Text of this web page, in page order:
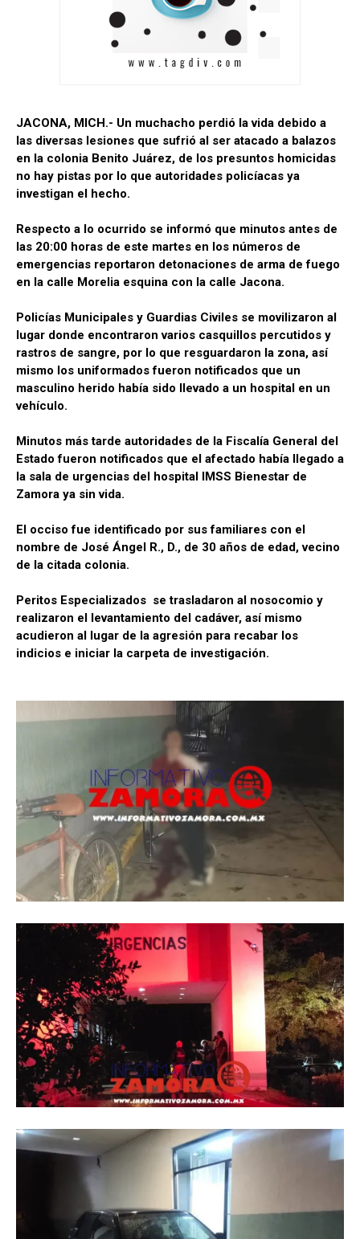
JACONA, MICH.- Un muchacho perdió la vida debido a
las diversas lesiones que sufrió al ser atacado a balazos
en la colonia Benito Juárez, de los presuntos homicidas
no hay pistas por lo que autoridades policíacas ya
investigan el hecho.
Respecto a lo ocurrido se informó que minutos antes de
las 20:00 horas de este martes en los números de
emergencias reportaron detonaciones de arma de fuego
en la calle Morelia esquina con la calle Jacona.
Policías Municipales y Guardias Civiles se movilizaron al
lugar donde encontraron varios casquillos percutidos y
rastros de sangre, por lo que resguardaron la zona, así
mismo los uniformados fueron notificados que un
masculino herido había sido llevado a un hospital en un
vehículo.
Minutos más tarde autoridades de la Fiscalía General del
Estado fueron notificados que el afectado había llegado a
la sala de urgencias del hospital IMSS Bienestar de
Zamora ya sin vida.
El occiso fue identificado por sus familiares con el
nombre de José Ángel R., D., de 30 años de edad, vecino
de la citada colonia.
Peritos Especializados se trasladaron al nosocomio y
realizaron el levantamiento del cadáver, así mismo
acudieron al lugar de la agresión para recabar los
indicios e iniciar la carpeta de investigación.